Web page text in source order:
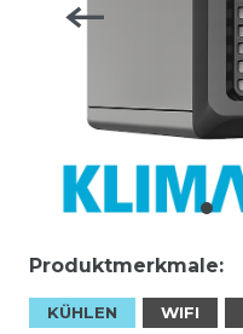
Produktmerkmale:
KÜHLEN WIFI